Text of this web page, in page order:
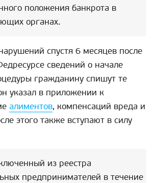
положения банкрота в
органах.
спустя 6 месяцев после
сведений о начале
гражданину спишут те
указал в приложении к
алиментов, компенсаций вреда и
этого также вступают в силу
из реестра
предпринимателей в течение